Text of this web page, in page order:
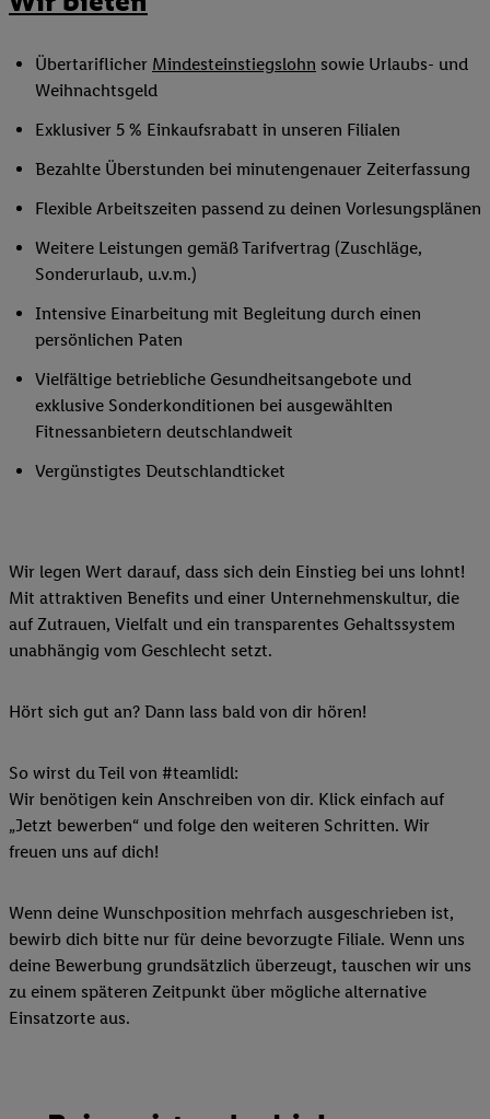
Übertariflicher Mindesteinstiegslohn sowie Urlaubs- und
Weihnachtsgeld
Exklusiver 5 % Einkaufsrabatt in unseren Filialen
Bezahlte Überstunden bei minutengenauer Zeiterfassung
Flexible Arbeitszeiten passend zu deinen Vorlesungsplänen
Weitere Leistungen gemäß Tarifvertrag (Zuschläge,
Sonderurlaub, u.v.m.)
Intensive Einarbeitung mit Begleitung durch einen
persönlichen Paten
Vielfältige betriebliche Gesundheitsangebote und
exklusive Sonderkonditionen bei ausgewählten
Fitnessanbietern deutschlandweit
Vergünstigtes Deutschlandticket
Wir legen Wert darauf, dass sich dein Einstieg bei uns lohnt!
Mit attraktiven Benefits und einer Unternehmenskultur, die
auf Zutrauen, Vielfalt und ein transparentes Gehaltssystem
unabhängig vom Geschlecht setzt.
Hört sich gut an? Dann lass bald von dir hören!
So wirst du Teil von #teamlidl:
Wir benötigen kein Anschreiben von dir. Klick einfach auf
„Jetzt bewerben“ und folge den weiteren Schritten. Wir
freuen uns auf dich!
Wenn deine Wunschposition mehrfach ausgeschrieben ist,
bewirb dich bitte nur für deine bevorzugte Filiale. Wenn uns
deine Bewerbung grundsätzlich überzeugt, tauschen wir uns
zu einem späteren Zeitpunkt über mögliche alternative
Einsatzorte aus.